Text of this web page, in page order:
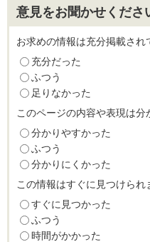
意見をお聞かせくださ
お求めの情報は充分掲載され
充分だった
ふつう
足りなかった
このページの内容や表現は分
分かりやすかった
ふつう
分かりにくかった
この情報はすぐに見つけられ
すぐに見つかった
ふつう
時間がかかった